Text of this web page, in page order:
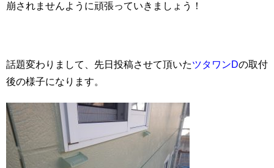
崩されませんように頑張っていきましょう！
話題変わりまして、先日投稿させて頂いたツタワンDの取付
後の様子になります。